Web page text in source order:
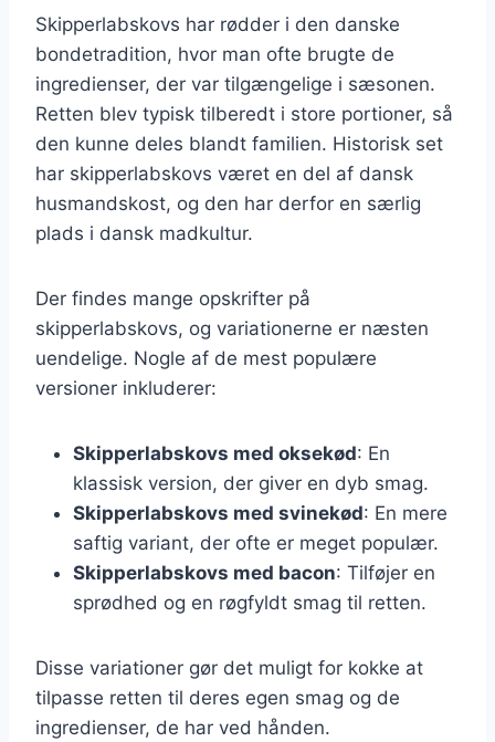
Skipperlabskovs har rødder i den danske
bondetradition, hvor man ofte brugte de
ingredienser, der var tilgængelige i sæsonen.
Retten blev typisk tilberedt i store portioner, så
den kunne deles blandt familien. Historisk set
har skipperlabskovs været en del af dansk
husmandskost, og den har derfor en særlig
plads i dansk madkultur.
Der findes mange opskrifter på
skipperlabskovs, og variationerne er næsten
uendelige. Nogle af de mest populære
versioner inkluderer:
Skipperlabskovs med oksekød: En
klassisk version, der giver en dyb smag.
Skipperlabskovs med svinekød: En mere
saftig variant, der ofte er meget populær.
Skipperlabskovs med bacon: Tilføjer en
sprødhed og en røgfyldt smag til retten.
Disse variationer gør det muligt for kokke at
tilpasse retten til deres egen smag og de
ingredienser, de har ved hånden.